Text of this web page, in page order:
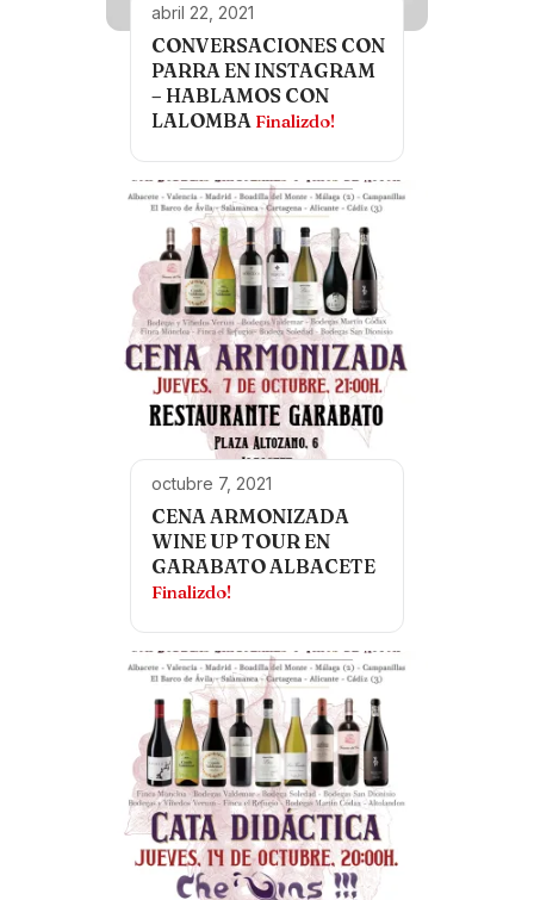
abril 22, 2021
CONVERSACIONES CON
PARRA EN INSTAGRAM
– HABLAMOS CON
LALOMBA Finalizdo!
octubre 7, 2021
CENA ARMONIZADA
WINE UP TOUR EN
GARABATO ALBACETE
Finalizdo!